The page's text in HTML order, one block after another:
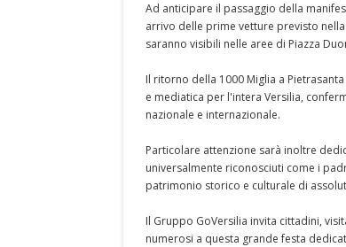
Ad anticipare il passaggio della
arrivo delle prime vetture previsto
saranno visibili nelle aree di Piazza
Il ritorno della 1000 Miglia a
e mediatica per l'intera Versilia,
nazionale e internazionale.
Particolare attenzione sarà inoltre
universalmente riconosciuti come i
patrimonio storico e culturale di
Il Gruppo GoVersilia invita cittadini,
numerosi a questa grande festa